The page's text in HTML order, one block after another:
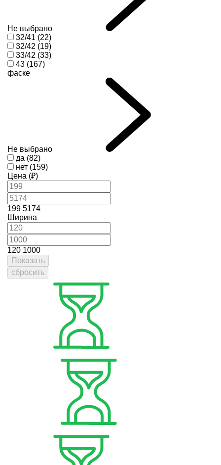
Не выбрано
32/41 (22)
32/42 (19)
33/42 (33)
43 (167)
фаске
Не выбрано
да (82)
нет (159)
Цена (₽)
199 5174
Ширина
120 1000
Показать
сбросить